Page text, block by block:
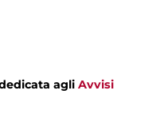
agli Avvisi